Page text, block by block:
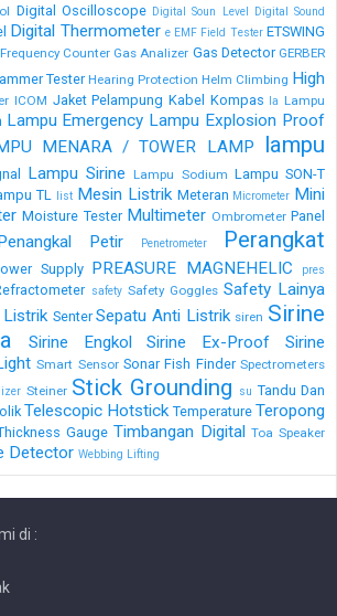
Digital Oscilloscope Digital Soun Level Digital Sound
Digital Thermometer e EMF Field Tester ETSWING
Frequency Counter Gas Analizer Gas Detector GERBER
Tester Hearing Protection Helm Climbing High
ICOM Jaket Pelampung Kabel Kompas la Lampu
Lampu Emergency Lampu Explosion Proof
MENARA / TOWER LAMP
lampu
Lampu Sirine Lampu Sodium Lampu SON-T
TL list Mesin Listrik Meteran Micrometer Mini
Moisture Tester Multimeter Ombrometer Panel
Petir Penetrometer
Perangkat
Supply PREASURE MAGNEHELIC
pres
safety Safety Goggles Safety Lainya
Listrik Senter Sepatu Anti Listrik siren Sirine
Sirine Engkol Sirine Ex-Proof
Sirine
Smart Sensor Sonar Fish Finder Spectrometers
Steiner Stick Grounding su Tandu Dan
Telescopic Hotstick Temperature Teropong
Gauge Timbangan Digital Toa Speaker
Detector Webbing Lifting
di :